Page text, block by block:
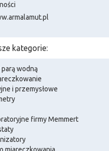
kategorie:
wodną
i przemysłowe
firmy Memmert